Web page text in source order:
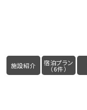
施設紹介 宿泊プラン
（6件）